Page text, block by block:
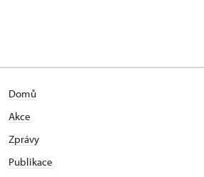
Domů
Akce
Zprávy
Publikace